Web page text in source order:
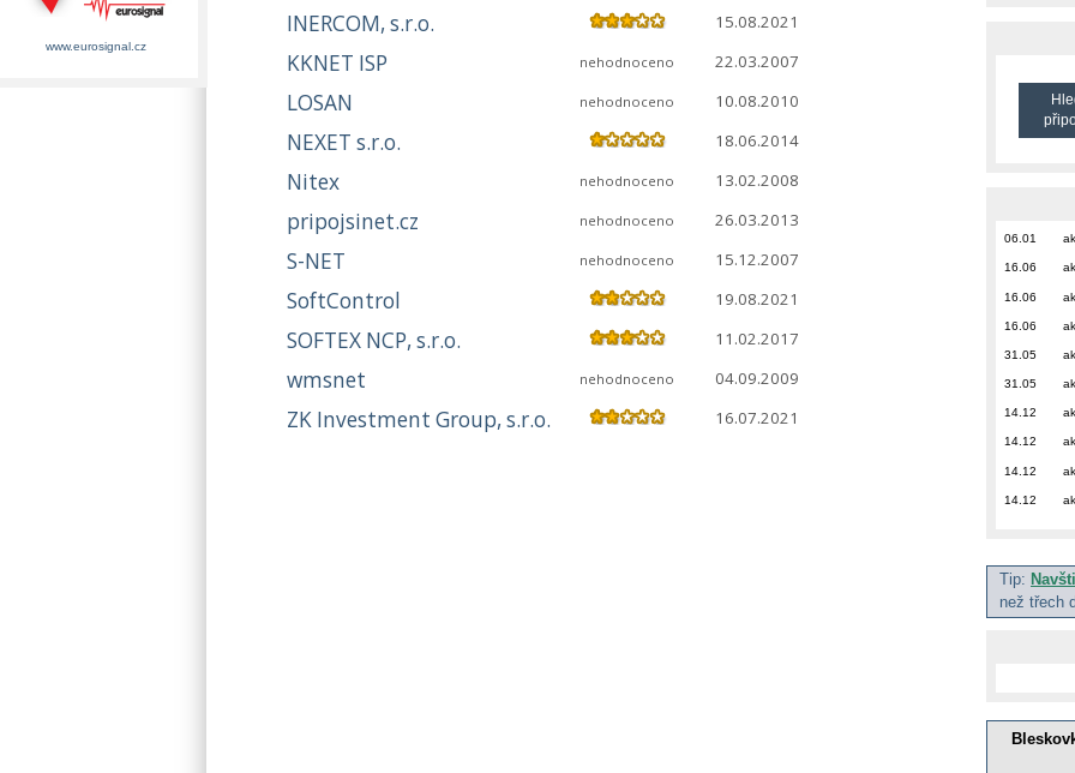
INERCOM, s.r.o. 15.08.2021
KKNET ISP nehodnoceno 22.03.2007
LOSAN nehodnoceno 10.08.2010
NEXET s.r.o. 18.06.2014
Nitex nehodnoceno 13.02.2008
pripojsinet.cz nehodnoceno 26.03.2013
S-NET nehodnoceno 15.12.2007
SoftControl 19.08.2021
SOFTEX NCP, s.r.o. 11.02.2017
wmsnet nehodnoceno 04.09.2009
ZK Investment Group, s.r.o. 16.07.2021
06.01
16.06
16.06
16.06
31.05
31.05
14.12
14.12
14.12
14.12
Tip:
než třech
www.eurosignal.cz